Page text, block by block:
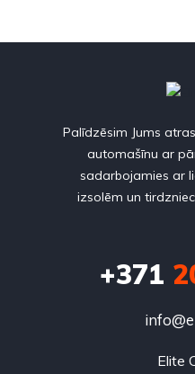
Palīdzēsim Jums
automašīnu ar
sadarbojamies ar
izsolēm un
+371
Elite